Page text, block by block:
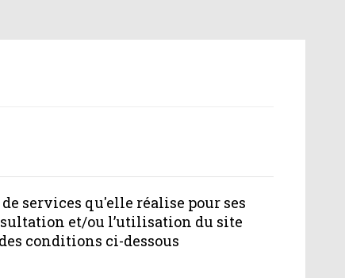
services qu'elle réalise pour ses
et/ou l’utilisation du site
conditions ci-dessous